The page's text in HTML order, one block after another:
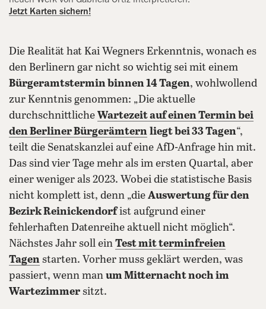
Jetzt Karten sichern!
Die Realität hat Kai Wegners Erkenntnis, wonach es
den Berlinern gar nicht so wichtig sei mit einem
Bürgeramtstermin binnen 14 Tagen, wohlwollend
zur Kenntnis genommen: „Die aktuelle
durchschnittliche Wartezeit auf einen Termin bei
den Berliner Bürgerämtern liegt bei 33 Tagen“,
teilt die Senatskanzlei auf eine AfD-Anfrage hin mit.
Das sind vier Tage mehr als im ersten Quartal, aber
einer weniger als 2023. Wobei die statistische Basis
nicht komplett ist, denn „die Auswertung für den
Bezirk Reinickendorfist aufgrund einer
fehlerhaften Datenreihe aktuell nicht möglich“.
Nächstes Jahr soll ein Test mit terminfreien
Tagen starten. Vorher muss geklärt werden, was
passiert, wenn man um Mitternacht noch im
Wartezimmer sitzt.